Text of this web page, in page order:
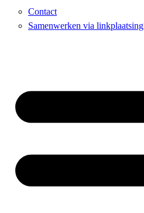
Contact
Samenwerken via linkplaatsing